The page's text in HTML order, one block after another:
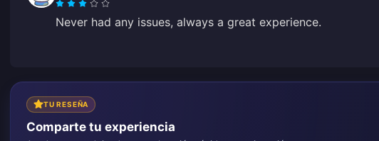
Never had any issues, always a great experience.
TU RESEÑA
Comparte tu experiencia